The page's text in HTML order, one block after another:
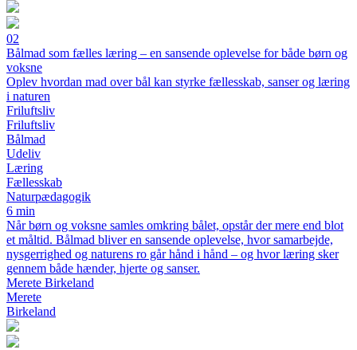
02
Bålmad som fælles læring – en sansende oplevelse for både børn og
voksne
Oplev hvordan mad over bål kan styrke fællesskab, sanser og læring
i naturen
Friluftsliv
Friluftsliv
Bålmad
Udeliv
Læring
Fællesskab
Naturpædagogik
6 min
Når børn og voksne samles omkring bålet, opstår der mere end blot
et måltid. Bålmad bliver en sansende oplevelse, hvor samarbejde,
nysgerrighed og naturens ro går hånd i hånd – og hvor læring sker
gennem både hænder, hjerte og sanser.
Merete Birkeland
Merete
Birkeland